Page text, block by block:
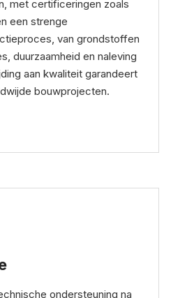
met certificeringen zoals
een strenge
van grondstoffen
duurzaamheid en naleving
aan kwaliteit garandeert
bouwprojecten.
ondersteuning na